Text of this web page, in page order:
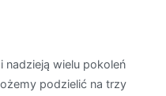
nadzieją wielu pokoleń
podzielić na trzy